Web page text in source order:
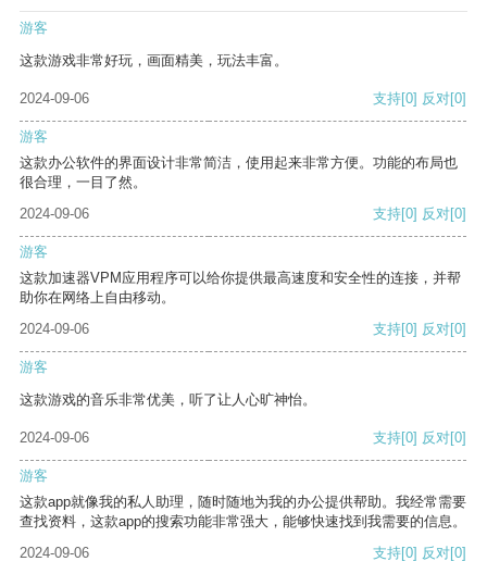
游客
这款游戏非常好玩，画面精美，玩法丰富。
2024-09-06 支持[0] 反对[0]
游客
这款办公软件的界面设计非常简洁，使用起来非常方便。功能的布局也
很合理，一目了然。
2024-09-06
支持[0] 反对[0]
游客
这款加速器VPM应用程序可以给你提供最高速度和安全性的连接，并帮
助你在网络上自由移动。
2024-09-06
支持[0] 反对[0]
游客
这款游戏的音乐非常优美，听了让人心旷神怡。
2024-09-06 支持[0] 反对[0]
游客
这款app就像我的私人助理，随时随地为我的办公提供帮助。我经常需要
查找资料，这款app的搜索功能非常强大，能够快速找到我需要的信息。
2024-09-06
支持[0] 反对[0]